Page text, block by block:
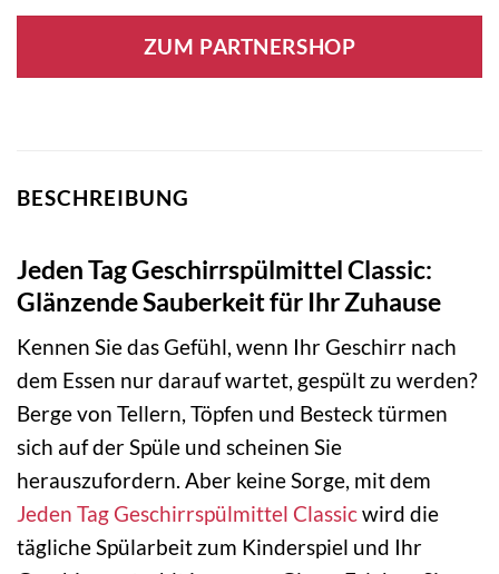
ZUM PARTNERSHOP
BESCHREIBUNG
Jeden Tag Geschirrspülmittel Classic:
Glänzende Sauberkeit für Ihr Zuhause
Kennen Sie das Gefühl, wenn Ihr Geschirr nach
dem Essen nur darauf wartet, gespült zu werden?
Berge von Tellern, Töpfen und Besteck türmen
sich auf der Spüle und scheinen Sie
herauszufordern. Aber keine Sorge, mit dem
Jeden Tag Geschirrspülmittel Classicwird die
tägliche Spülarbeit zum Kinderspiel und Ihr